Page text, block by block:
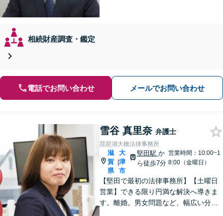
相続財産調査・鑑定
電話でお問い合わせ メールでお問い合わせ
雪谷 真里奈 弁護士
琵琶湖大橋法律事務所
滋
賀
県
|
大
津
市
堅田駅 か
ら徒歩7分
営業時間：10:00~1
8:00（金曜日）
【堅田で最初の法律事務所】【土曜日
営業】できる限り円満な解決へ導きま
す。離婚。男女問題など、幅広い分野